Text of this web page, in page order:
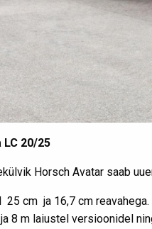
LC 20/25
Horsch Avatar saab
25 cm ja 16,7 cm
8 m laiustel versioonidel